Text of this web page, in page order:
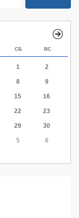
СБ ВС
1 2
8 9
15 16
22 23
29 30
5 6